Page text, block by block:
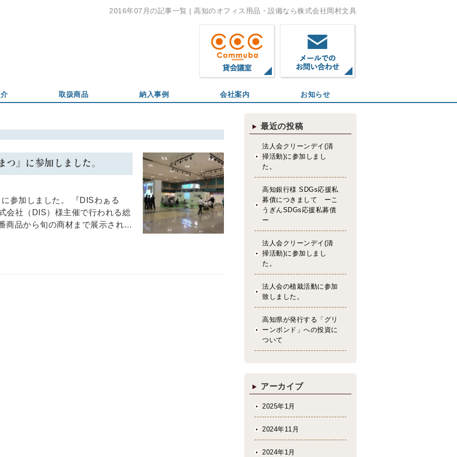
2016年07月の記事一覧 | 高知のオフィス用品・設備なら株式会社岡村文具
取扱商品 納入事例 会社案内 お知らせ
つ』に参加しました。
参加しました。 『DISわぁる
会社（DIS）様主催で行われる総
商品から旬の商材まで展示され…
最近の投稿
法人会クリーンデイ(清
掃活動)に参加しまし
た。
高知銀行様 SDGs応援私
募債につきまして ーこ
うぎんSDGs応援私募債
ー
法人会クリーンデイ(清
掃活動)に参加しまし
た。
法人会の植栽活動に参加
致しました。
高知県が発行する「グリ
ーンボンド」への投資に
ついて
アーカイブ
2025年1月
2024年11月
2024年1月